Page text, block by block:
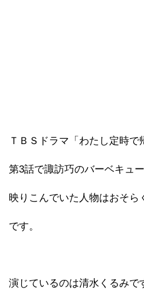
ＴＢＳドラマ「わたし定時で
第3話で諏訪巧のバーベキュ
映りこんでいた人物はおそら
です。
演じているのは清水くるみで